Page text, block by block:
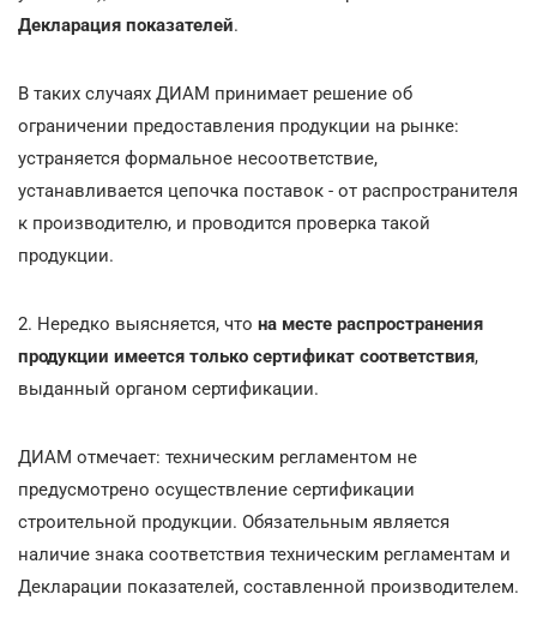
Декларация показателей.
В таких случаях ДИАМ принимает решение об
ограничении предоставления продукции на рынке:
устраняется формальное несоответствие,
устанавливается цепочка поставок - от распространителя
к производителю, и проводится проверка такой
продукции.
2. Нередко выясняется, что на месте распространения
продукции имеется только сертификат соответствия,
выданный органом сертификации.
ДИАМ отмечает: техническим регламентом не
предусмотрено осуществление сертификации
строительной продукции. Обязательным является
наличие знака соответствия техническим регламентам и
Декларации показателей, составленной производителем.